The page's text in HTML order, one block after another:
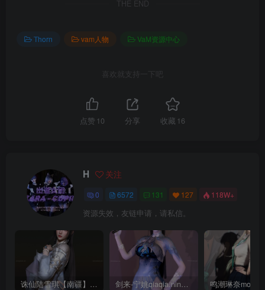
THE END
Thorn vam人物 VaM资源中心
喜欢就支持一下吧
点赞 10 分享 收藏 16
H 关注
0 6572 131 127 118W+
资源失效，友链申请，请私信。
诛仙陆雪琪【南疆】CoveRig 剑来-宁姚qiaqia.ningyao-re.1